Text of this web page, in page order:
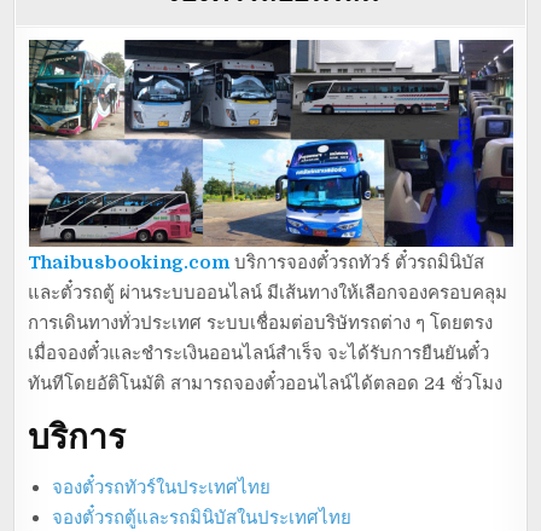
Thaibusbooking.com บริการจองตั๋วรถทัวร์ ตั๋วรถมินิบัส
และตั๋วรถตู้ ผ่านระบบออนไลน์ มีเส้นทางให้เลือกจองครอบคลุม
การเดินทางทั่วประเทศ ระบบเชื่อมต่อบริษัทรถต่าง ๆ โดยตรง
เมื่อจองตั๋วและชำระเงินออนไลน์สำเร็จ จะได้รับการยืนยันตั๋ว
ทันทีโดยอัติโนมัติ สามารถจองตั๋วออนไลน์ได้ตลอด 24 ชั่วโมง
บริการ
จองตั๋วรถทัวร์ในประเทศไทย
จองตั๋วรถตู้และรถมินิบัสในประเทศไทย